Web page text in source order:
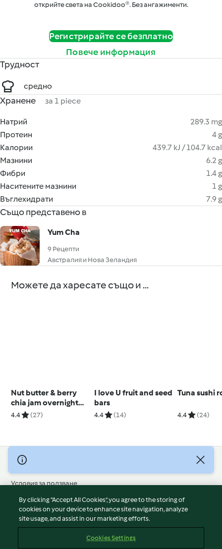
открийте света на Cookidoo®. Без ангажименти.
Регистрирайте се безплатно
Повече информация
Трудност
средно
Хранене за 1 piece
Натрий
289.3 mg
Протеин
4 g
Калории
439.7 kJ / 104.7 kcal
Мазнини
6.2 g
Фибри
1.4 g
Наситените мазнини
1 g
Въглехидрати
7.9 g
Също представено в
Yum Cha
9 Рецепти
Австралия и Нова Зеландия
Можете да харесате също и ...
Nut butter & berry
chia jam overnight
oats
4.4 (27)
I love U fruit and seed
bars
4.4 (14)
Tuna sushi
4.4 (24)
© Авторско право 2026
Условия за ползване
Политика за поверителност
Отказ от отговорност
Политика за поверителност
By clicking “Accept All Cookies”, you agree to the storing of
cookies on your device to enhance site navigation, analyze
site usage, and assist in our marketing efforts.
Cookies Settings